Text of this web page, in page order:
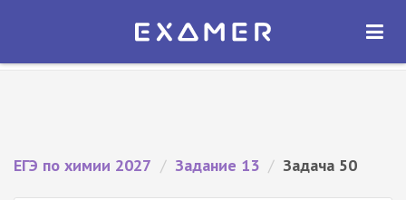
Экзамер — ЕГЭ 2027
ОТКРЫТЬ
ЕГЭ по химии 2027 / Задание 13 / Задача 50